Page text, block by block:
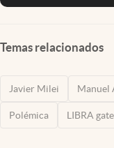
Temas relacionados
Javier Milei Manuel
Polémica LIBRA gate